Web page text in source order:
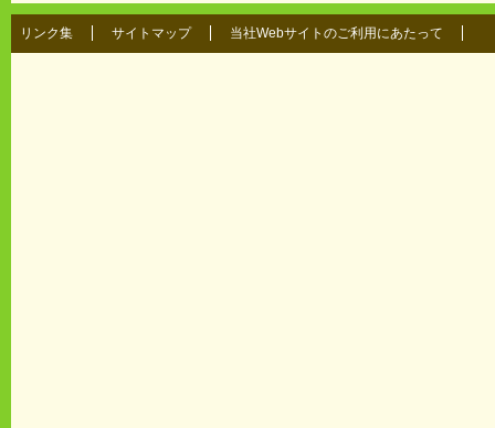
リンク集 サイトマップ 当社Webサイトのご利用にあたって